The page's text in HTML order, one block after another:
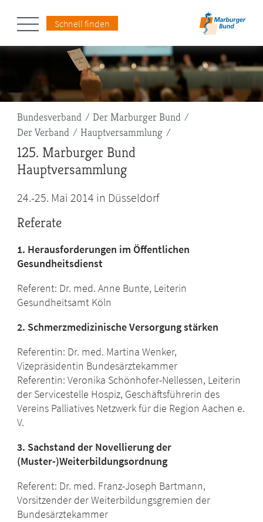
Schnell finden
Pfadnavigation
Bundesverband
Der Marburger Bund
Der Verband
Hauptversammlung
125. Marburger Bund
Hauptversammlung
24.-25. Mai 2014 in Düsseldorf
Referate
1. Herausforderungen im Öffentlichen
Gesundheitsdienst
Referent: Dr. med. Anne Bunte, Leiterin
Gesundheitsamt Köln
2. Schmerzmedizinische Versorgung stärken
Referentin: Dr. med. Martina Wenker,
Vizepräsidentin Bundesärztekammer
Referentin: Veronika Schönhofer-Nellessen, Leiterin
der Servicestelle Hospiz, Geschäftsführerin des
Vereins Palliatives Netzwerk für die Region Aachen e.
V.
3. Sachstand der Novellierung der
(Muster-)Weiterbildungsordnung
Referent: Dr. med. Franz-Joseph Bartmann,
Vorsitzender der Weiterbildungsgremien der
Bundesärztekammer